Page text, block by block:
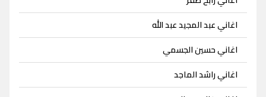
اغاني عبد المجيد عبد الله
اغاني حسين الجسمي
اغاني راشد الماجد